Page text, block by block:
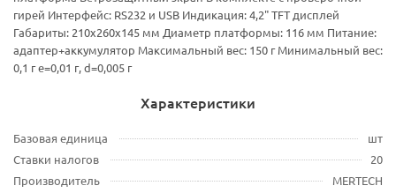
гирей Интерфейс: RS232 и USB Индикация: 4,2" TFT дисплей
Габариты: 210х260х145 мм Диаметр платформы: 116 мм Питание:
адаптер+аккумулятор Максимальный вес: 150 г Минимальный вес:
0,1 г e=0,01 г, d=0,005 г
Характеристики
Базовая единица
шт
Ставки налогов
20
Производитель
MERTECH